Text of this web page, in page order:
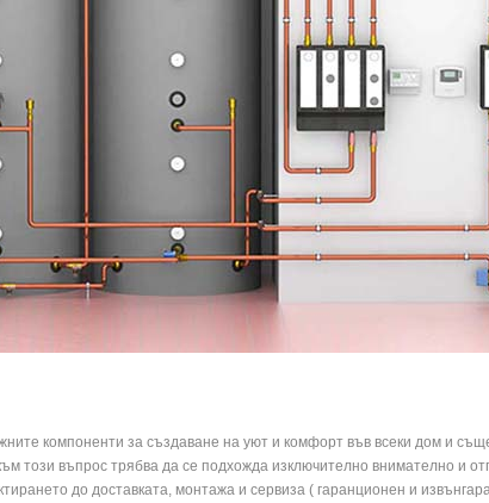
компоненти за създаване на уют и комфорт във всеки дом и
този въпрос трябва да се подхожда изключително внимателно и
до доставката, монтажа и сервиза ( гаранционен и